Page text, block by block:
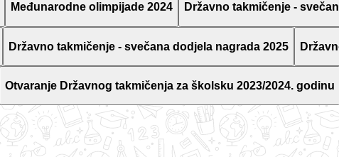
Međunarodne olimpijade 2024 Državno takmičenje -
Državno takmičenje - svečana dodjela nagrada 2025
Otvaranje Državnog takmičenja za školsku 2023/2024. godinu